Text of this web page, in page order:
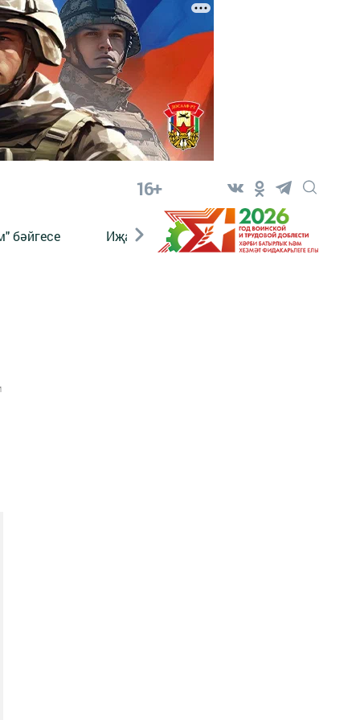
16+
бәйгесе Иҗат Реклама Онлайн